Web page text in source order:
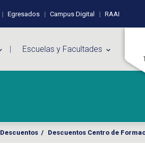
Egresados Campus Digital RAAI
Escuelas y Facultades
Descuentos / Descuentos Centro de